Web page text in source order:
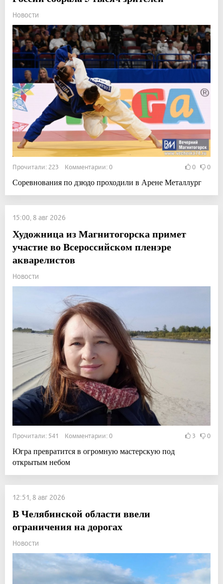
Новости
Прочитали: 223 Комментарии: 0 0 0
Соревнования по дзюдо проходили в Арене Металлург
15:00, 8 авг 2026
Художница из Магнитогорска примет
участие во Всероссийском пленэре
акварелистов
Новости
Прочитали: 541 Комментарии: 0 3 0
Югра превратится в огромную мастерскую под
открытым небом
12:51, 8 авг 2026
В Челябинской области ввели
ограничения на дорогах
Новости